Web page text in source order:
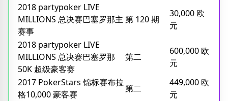
2018 partypoker LIVE
MILLIONS 总决赛巴塞罗那主
赛事
第 120 期
30,000 欧
元
2018 partypoker LIVE
MILLIONS 总决赛巴塞罗那
50K 超级豪客赛
第二
600,000 欧
元
2017 PokerStars 锦标赛布拉
格10,000 豪客赛
第二
449,000 欧
元